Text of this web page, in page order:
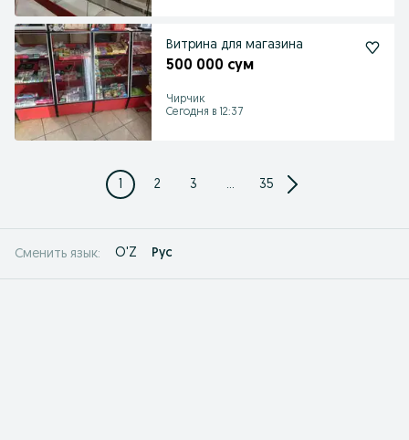
Витрина для магазина
500 000 сум
Чирчик
Сегодня в 12:37
1 2 3 ... 35
Сменить язык: O'Z Рус